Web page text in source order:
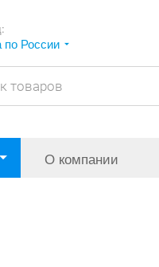
по России
О компании